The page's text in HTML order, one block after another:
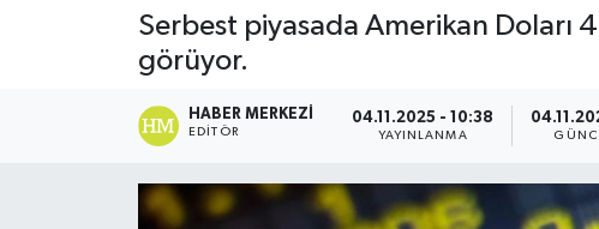
Serbest piyasada Amerikan Doları
görüyor.
HABER MERKEZI
EDITÖR
04.11.2025 - 10:38
YAYINLANMA
EKONOMİ
ENGLISH
Son Dakika Haberleri